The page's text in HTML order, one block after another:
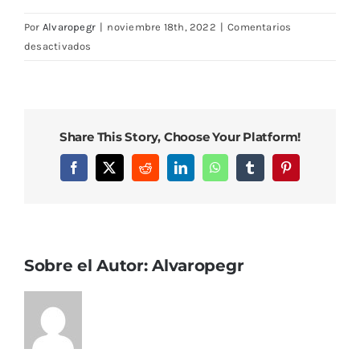
Por Alvaropegr | noviembre 18th, 2022 | Comentarios
desactivados
Share This Story, Choose Your Platform!
Facebook
X RedditLinkedInWhatsAppTumblrPinterest
Sobre el Autor:Alvaropegr